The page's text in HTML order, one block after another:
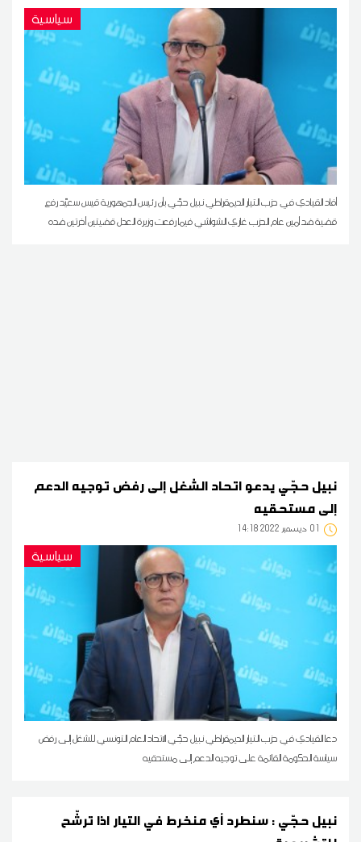
سياسية
أفاد القيادي في حزب التيار الديمقراطي نبيل حجّي بأن رئيس الجمهورية قيس سعيّد رفع
قضية ضد أمين عام الحزب غازي الشواشي فيما رفعت وزيرة العدل قضيتين أخرتين ضده
نبيل حجّي يدعو اتحاد الشغل إلى رفض توجيه الدعم
إلى مستحقيه
01 14:18 2022 ديسمبر
سياسية
دعا القيادي في حزب التيار الديمقراطي نبيل حجّي الاتحاد العام التونسي للشغل إلى رفض
سياسة الحكومة القائمة على توجيه الدعم إلى مستحقيه
نبيل حجّي : سنطرد أي منخرط في التيار اذا ترشّح